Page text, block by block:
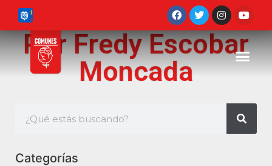
Por Fredy Escobar
Moncada
Categorías